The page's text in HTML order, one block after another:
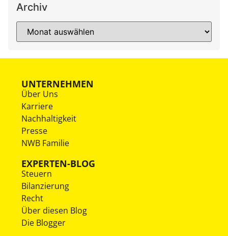
Archiv
UNTERNEHMEN
Über Uns
Karriere
Nachhaltigkeit
Presse
NWB Familie
EXPERTEN-BLOG
Steuern
Bilanzierung
Recht
Über diesen Blog
Die Blogger